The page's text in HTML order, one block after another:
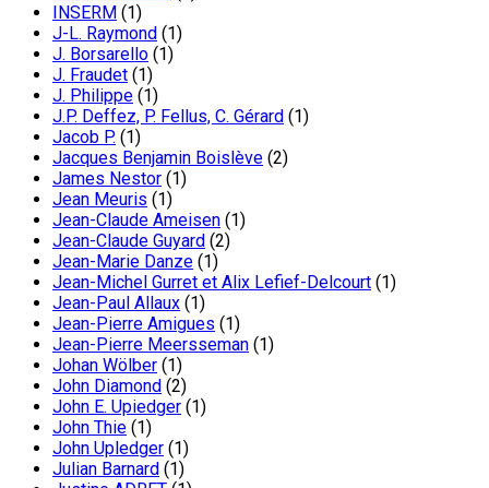
INSERM (1)
J-L. Raymond (1)
J. Borsarello (1)
J. Fraudet (1)
J. Philippe (1)
J.P. Deffez, P. Fellus, C. Gérard (1)
Jacob P. (1)
Jacques Benjamin Boislève (2)
James Nestor (1)
Jean Meuris (1)
Jean-Claude Ameisen (1)
Jean-Claude Guyard (2)
Jean-Marie Danze (1)
Jean-Michel Gurret et Alix Lefief-Delcourt (1)
Jean-Paul Allaux (1)
Jean-Pierre Amigues (1)
Jean-Pierre Meersseman (1)
Johan Wölber (1)
John Diamond (2)
John E. Upiedger (1)
John Thie (1)
John Upledger (1)
Julian Barnard (1)